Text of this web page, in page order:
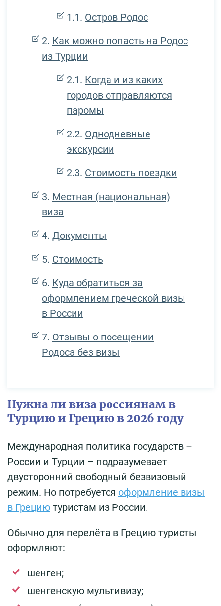
Остров Родос
Как можно попасть на Родос
из Турции
Когда и из каких
городов отправляются
паромы
Однодневные
экскурсии
Стоимость поездки
Местная (национальная)
виза
Документы
Стоимость
Куда обратиться за
оформлением греческой визы
в России
Отзывы о посещении
Родоса без визы
Нужна ли виза россиянам в
Турцию и Грецию в 2026 году
Международная политика государств –
России и Турции – подразумевает
двусторонний свободный безвизовый
режим. Но потребуется оформление визы
в Грецию туристам из России.
Обычно для перелёта в Грецию туристы
оформляют:
шенген;
шенгенскую мультивизу;